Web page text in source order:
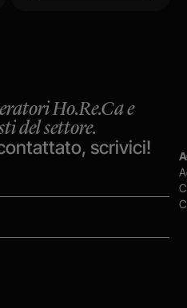
Ho.Re.Ca e
del settore.
scrivici!